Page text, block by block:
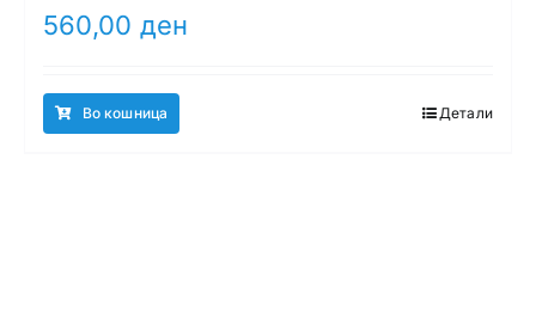
560,00 ден
Во кошница Детали